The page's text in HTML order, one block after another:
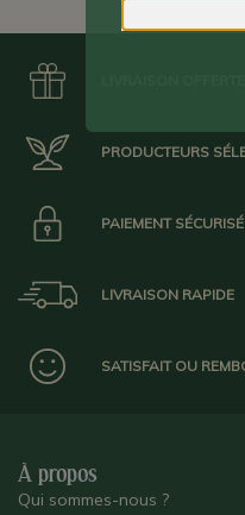
LIVRAISON
PRODUCTEURS
PAIEMENT SÉCURISÉ
LIVRAISON RAPIDE
SATISFAIT OU
À propos
Qui sommes-nous ?